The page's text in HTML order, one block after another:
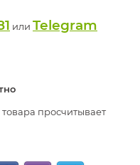
или Telegram
просчитывает